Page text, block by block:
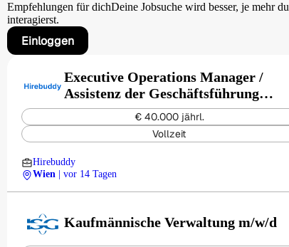
Empfehlungen für dichDeine Jobsuche wird besser, je mehr du
interagierst.
Einloggen
Executive Operations Manager /
Assistenz der Geschäftsführung
(w/m/d)
€ 40.000 jährl.
Vollzeit
Hirebuddy
Wien
| vor 14 Tagen
Kaufmännische Verwaltung m/w/d